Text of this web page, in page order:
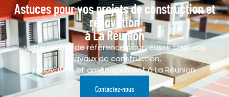
Astuces pour vos projets de construction et
rénovation
à La Réunion
votre source de référence pour réussir tous vos
travaux de construction,
rénovation et aménagement à La Réunion.
Contactez-nous